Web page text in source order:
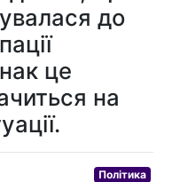
до
це
на
Політика